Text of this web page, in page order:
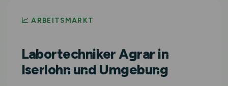
📈 ARBEITSMARKT
Labortechniker Agrar in
Iserlohn und Umgebung